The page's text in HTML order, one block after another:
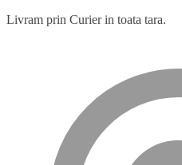
Livram prin Curier in toata tara.